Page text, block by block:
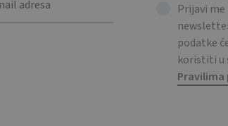
Prijavi me
podatke
koristiti u